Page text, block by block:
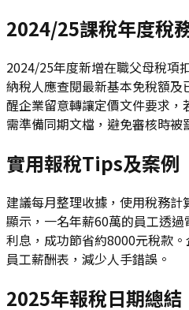
2024/25課稅年度稅
2024/25年度新增在職父母稅項
納稅人應查閱最新基本免稅額
醒企業留意轉讓定價文件要求
需準備同期文檔，避免審核時被
實用報稅Tips及案例
建議每月整理收據，使用稅務
顯示，一名年薪60萬的員工透
利息，成功節省約8000元稅款
員工薪酬表，減少人手錯誤。
2025年報稅日期總結